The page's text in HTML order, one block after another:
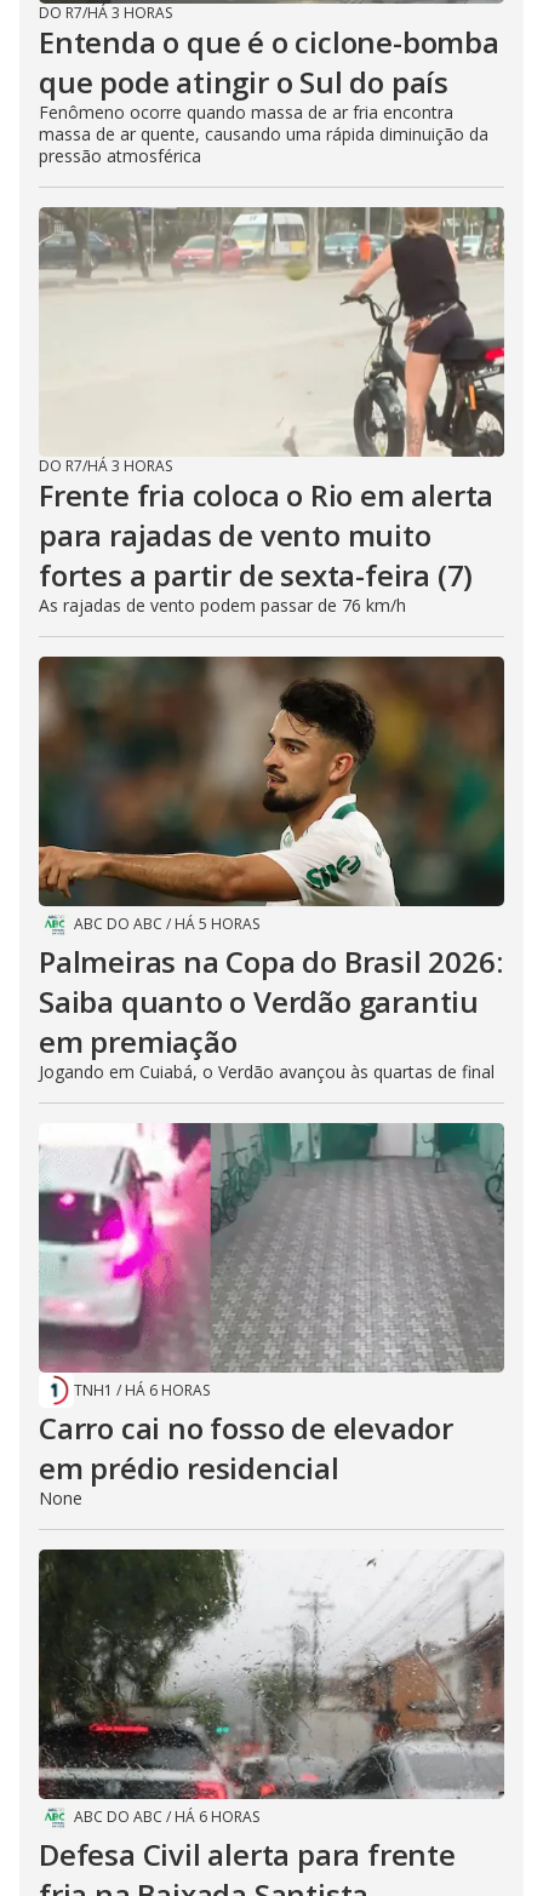
DO R7/HÁ 3 HORAS
Entenda o que é o ciclone-bomba
que pode atingir o Sul do país
Fenômeno ocorre quando massa de ar fria encontra
massa de ar quente, causando uma rápida diminuição da
pressão atmosférica
DO R7/HÁ 3 HORAS
Frente fria coloca o Rio em alerta
para rajadas de vento muito
fortes a partir de sexta-feira (7)
As rajadas de vento podem passar de 76 km/h
ABC DO ABC / HÁ 5 HORAS
Palmeiras na Copa do Brasil 2026:
Saiba quanto o Verdão garantiu
em premiação
Jogando em Cuiabá, o Verdão avançou às quartas de final
TNH1 / HÁ 6 HORAS
Carro cai no fosso de elevador
em prédio residencial
None
ABC DO ABC / HÁ 6 HORAS
Defesa Civil alerta para frente